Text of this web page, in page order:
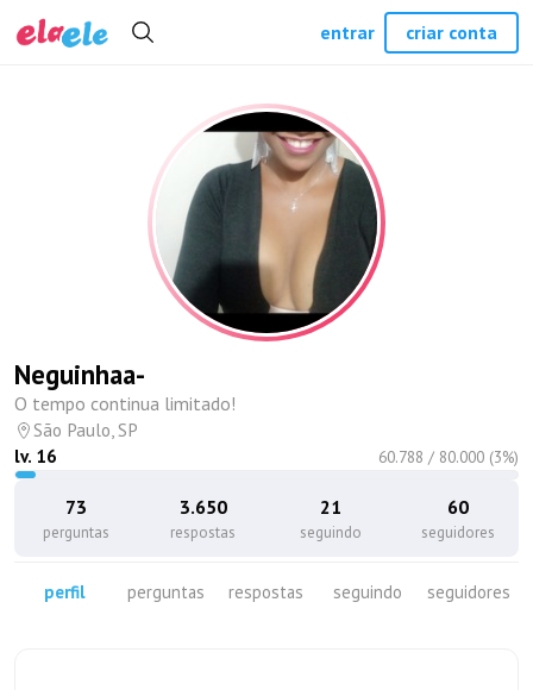
Neguinhaa-
O tempo continua limitado!
São Paulo, SP
lv. 16 60.788 / 80.000 (3%)
73
perguntas
3.650
respostas
21
seguindo
60
seguidores
perfil perguntas respostas seguindo seguidores
entrar criar conta